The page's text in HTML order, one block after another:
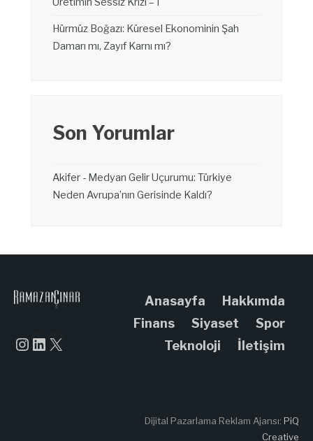
Hürmüz Boğazı: Küresel Ekonominin Şah
Damarı mı, Zayıf Karnı mı?
Son Yorumlar
Akifer - Medyan Gelir Uçurumu: Türkiye
Neden Avrupa’nın Gerisinde Kaldı?
Instagram
LinkedIn
X
Anasayfa
Hakkımda
Finans
Siyaset
Spor
Teknoloji
İletişim
Dijital Pazarlama Reklam Ajansı: PiQ
Creative